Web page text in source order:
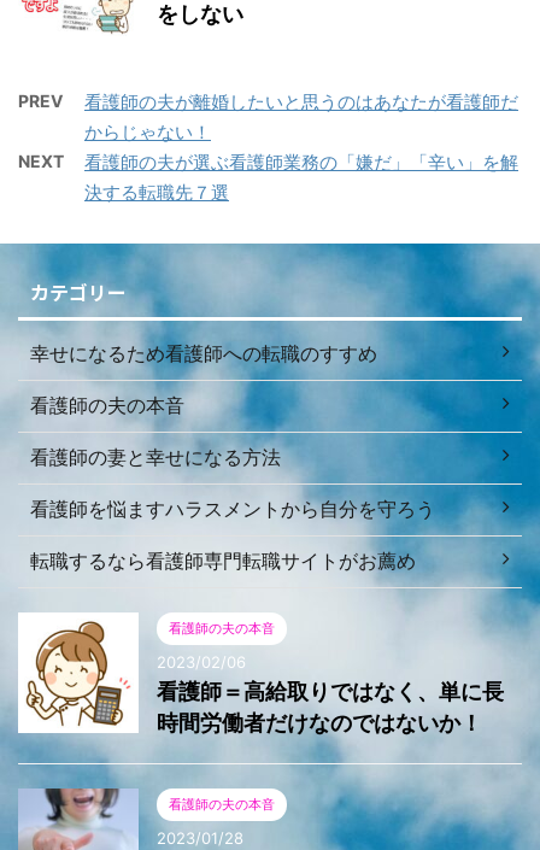
をしない
PREV
看護師の夫が離婚したいと思うのはあなたが看護師だ
からじゃない！
NEXT
看護師の夫が選ぶ看護師業務の「嫌だ」「辛い」を解
決する転職先７選
カテゴリー
幸せになるため看護師への転職のすすめ
看護師の夫の本音
看護師の妻と幸せになる方法
看護師を悩ますハラスメントから自分を守ろう
転職するなら看護師専門転職サイトがお薦め
看護師の夫の本音
2023/02/06
看護師＝高給取りではなく、単に長
時間労働者だけなのではないか！
看護師の夫の本音
2023/01/28